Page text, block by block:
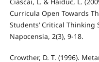
Curricula Open Towards
Students’ Critical Thinking
Napocensia, 2(3), 9-18.
Crowther, D. T. (1996).